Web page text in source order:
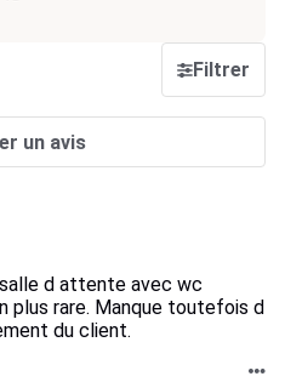
Filtrer
un avis
d attente avec wc
plus rare. Manque toutefois d
du client.